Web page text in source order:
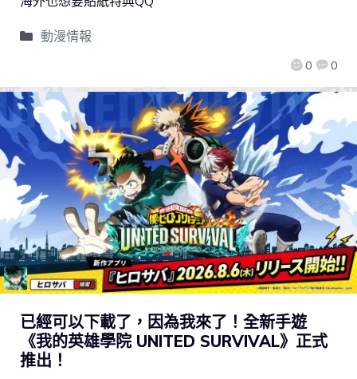
0 0
動漫情報
已經可以下載了，因為我來了！全新手遊
《我的英雄學院 UNITED SURVIVAL》正式
推出！